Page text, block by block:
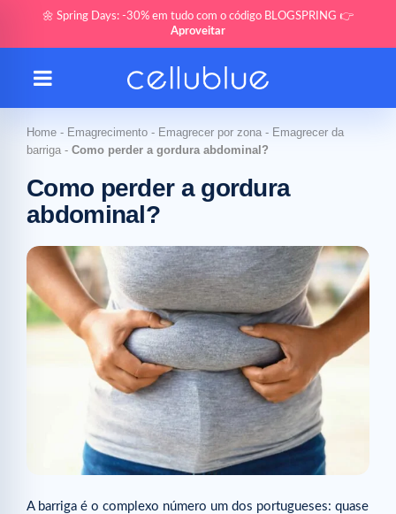
🌼 Spring Days: -30% em tudo com o código BLOGSPRING 👉
Aproveitar
Home - Emagrecimento - Emagrecer por zona - Emagrecer da
barriga - Como perder a gordura abdominal?
Como perder a gordura
abdominal?
A barriga é o complexo número um dos portugueses: quase